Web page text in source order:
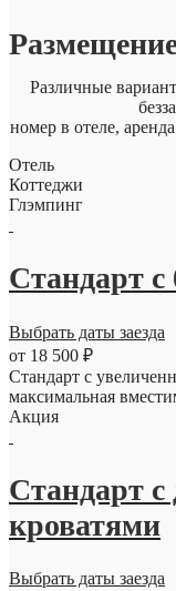
Различные
номер в отеле,
Отель
Коттеджи
Глэмпинг
Стандарт
Выбрать даты заезда
от 18 500 ₽
Стандарт с
максимальная
Акция
Стандарт
кроватями
Выбрать даты заезда